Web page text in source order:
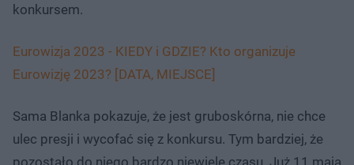
konkursem.
Eurowizja 2023 - KIEDY i GDZIE? Kto organizuje
Eurowizję 2023? [DATA, MIEJSCE]
Sama Blanka pokazuje, że jest gruboskórna, nie chce
ulec presji i wycofać się z konkursu. Tym bardziej, że
pozostało do niego bardzo niewiele czasu. Już 11 maja